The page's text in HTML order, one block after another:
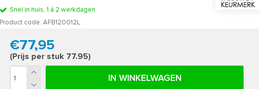
Snel in huis, 1 á 2 werkdagen
Product code: AFB120012L
€77,95
(Prijs per stuk 77.95)
IN WINKELWAGEN